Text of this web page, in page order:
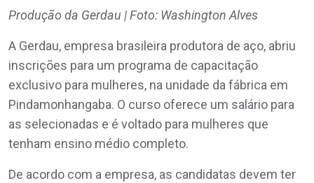
Produção da Gerdau | Foto: Washington Alves
A Gerdau, empresa brasileira produtora de aço, abriu
inscrições para um programa de capacitação
exclusivo para mulheres, na unidade da fábrica em
Pindamonhangaba. O curso oferece um salário para
as selecionadas e é voltado para mulheres que
tenham ensino médio completo.
De acordo com a empresa, as candidatas devem ter